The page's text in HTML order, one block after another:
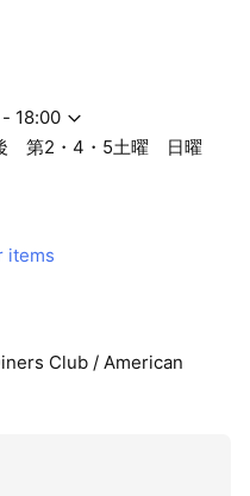
18:00
後 第2・4・5土曜 日曜
items
Club / American